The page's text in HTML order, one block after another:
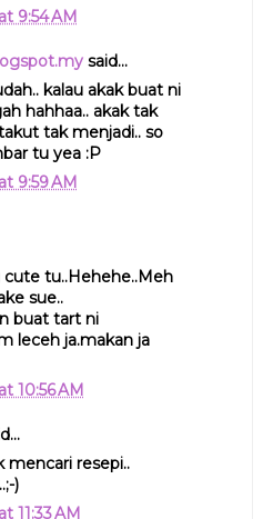
9:54 AM
said...
kalau akak buat ni
hahhaa.. akak tak
tak menjadi.. so
tu yea :P
9:59 AM
tu..Hehehe..Meh
sue..
buat tart ni
leceh ja.makan ja
10:56 AM
mencari resepi..
)
11:33 AM